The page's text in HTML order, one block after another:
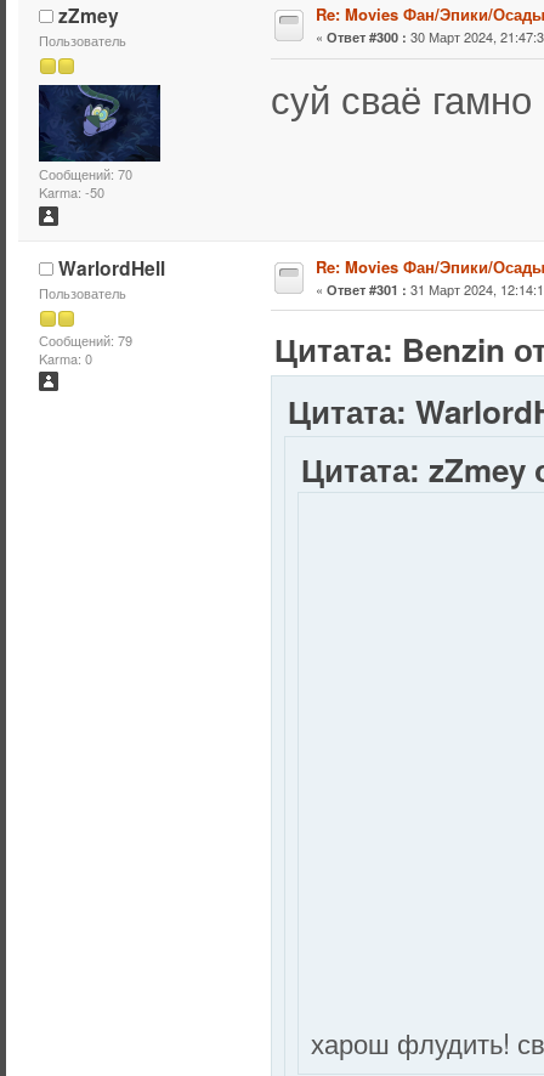
zZmey
Пользователь
Сообщений: 70
Karma: -50
Re: Movies Фан/Эпики/Осады
« Ответ #300 : 30 Март 2024,
суй сваё
WarlordHell
Пользователь
Сообщений: 79
Karma: 0
Re: Movies Фан/Эпики/Осады
« Ответ #301 : 31 Март 2024,
Цитата: Benzin
Цитата:
Цитата: zZmey
харош флудить!